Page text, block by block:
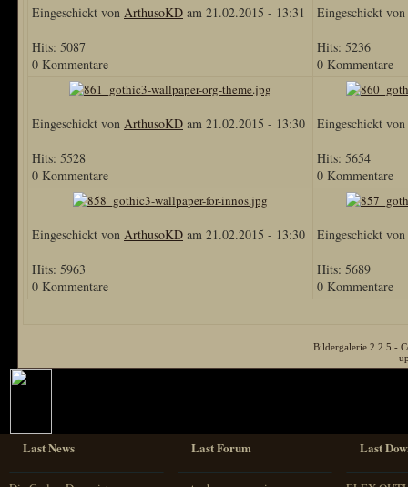
Eingeschickt von ArthusoKD am 21.02.2015 - 13:31
Hits: 5087
0 Kommentare
Eingeschickt von
Hits: 5236
0 Kommentare
Eingeschickt von ArthusoKD am 21.02.2015 - 13:30
Hits: 5528
0 Kommentare
Eingeschickt von
Hits: 5654
0 Kommentare
Eingeschickt von ArthusoKD am 21.02.2015 - 13:30
Hits: 5963
0 Kommentare
Eingeschickt von
Hits: 5689
0 Kommentare
Bildergalerie 2.2.5 -
Last News Last Forum Last